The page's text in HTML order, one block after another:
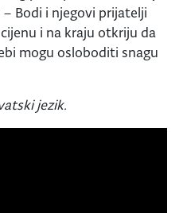
– Bodi i njegovi prijatelji
i na kraju otkriju da
mogu osloboditi snagu
jezik.